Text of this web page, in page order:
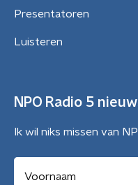
Presentatoren
Luisteren
NPO Radio 5
Ik wil niks missen van